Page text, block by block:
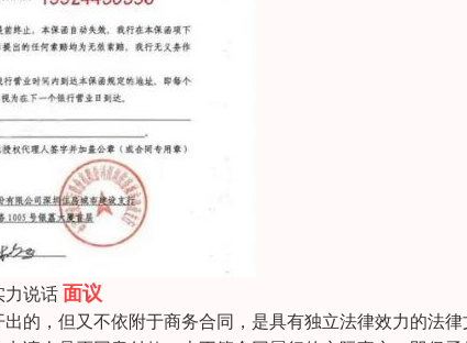
力说话面议
的，但又不依附于商务合同，是具有独立法律效力的法